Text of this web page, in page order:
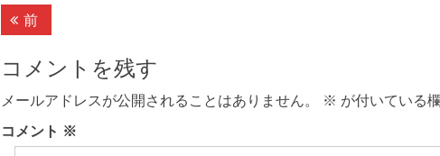
投
ナ
ビ
ゲ
前前
の
記
コメントを残す
メールアドレスが公開されることはありません。 ※ が付いている
コメント ※